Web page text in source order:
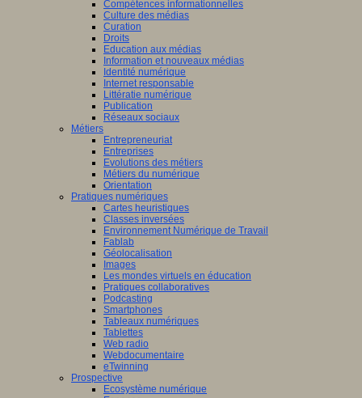
Compétences informationnelles
Culture des médias
Curation
Droits
Education aux médias
Information et nouveaux médias
Identité numérique
Internet responsable
Littératie numérique
Publication
Réseaux sociaux
Métiers
Entrepreneuriat
Entreprises
Evolutions des métiers
Métiers du numérique
Orientation
Pratiques numériques
Cartes heuristiques
Classes inversées
Environnement Numérique de Travail
Fablab
Géolocalisation
Images
Les mondes virtuels en éducation
Pratiques collaboratives
Podcasting
Smartphones
Tableaux numériques
Tablettes
Web radio
Webdocumentaire
eTwinning
Prospective
Ecosystème numérique